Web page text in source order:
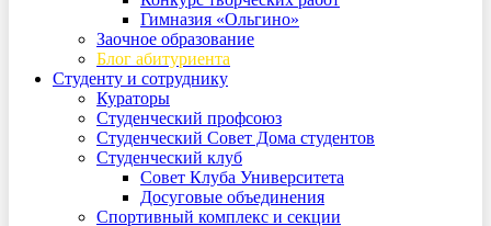
Гимназия «Ольгино»
Заочное образование
Блог абитуриента
Студенту и сотруднику
Кураторы
Студенческий профсоюз
Студенческий Совет Дома студентов
Студенческий клуб
Совет Клуба Университета
Досуговые объединения
Спортивный комплекс и секции